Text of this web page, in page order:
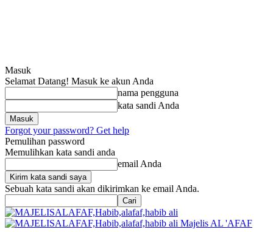
Masuk
Selamat Datang! Masuk ke akun Anda
nama pengguna
kata sandi Anda
Forgot your password? Get help
Pemulihan password
Memulihkan kata sandi anda
email Anda
Sebuah kata sandi akan dikirimkan ke email Anda.
Majelis AL 'AFAF